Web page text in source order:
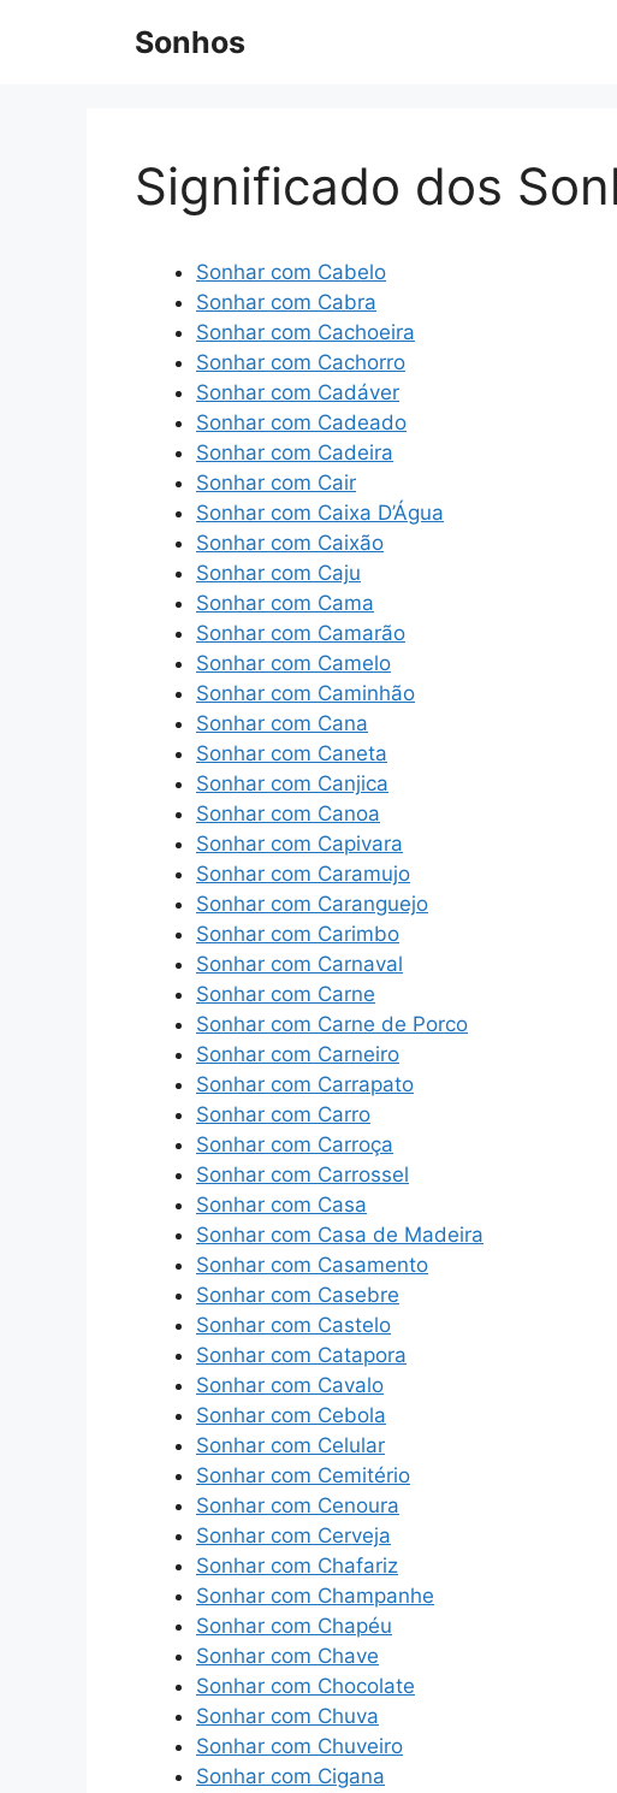
Sonhos
Significado dos
Sonhar com Cabelo
Sonhar com Cabra
Sonhar com Cachoeira
Sonhar com Cachorro
Sonhar com Cadáver
Sonhar com Cadeado
Sonhar com Cadeira
Sonhar com Cair
Sonhar com Caixa D’Água
Sonhar com Caixão
Sonhar com Caju
Sonhar com Cama
Sonhar com Camarão
Sonhar com Camelo
Sonhar com Caminhão
Sonhar com Cana
Sonhar com Caneta
Sonhar com Canjica
Sonhar com Canoa
Sonhar com Capivara
Sonhar com Caramujo
Sonhar com Caranguejo
Sonhar com Carimbo
Sonhar com Carnaval
Sonhar com Carne
Sonhar com Carne de Porco
Sonhar com Carneiro
Sonhar com Carrapato
Sonhar com Carro
Sonhar com Carroça
Sonhar com Carrossel
Sonhar com Casa
Sonhar com Casa de Madeira
Sonhar com Casamento
Sonhar com Casebre
Sonhar com Castelo
Sonhar com Catapora
Sonhar com Cavalo
Sonhar com Cebola
Sonhar com Celular
Sonhar com Cemitério
Sonhar com Cenoura
Sonhar com Cerveja
Sonhar com Chafariz
Sonhar com Champanhe
Sonhar com Chapéu
Sonhar com Chave
Sonhar com Chocolate
Sonhar com Chuva
Sonhar com Chuveiro
Sonhar com Cigana